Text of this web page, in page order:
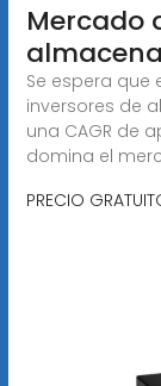
Mercado
Se espera
inversores de
una CAGR de
domina el
PRECIO